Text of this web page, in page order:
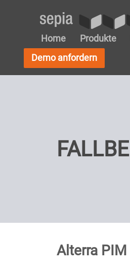
Home Produkte
Demo anfordern
Alterra